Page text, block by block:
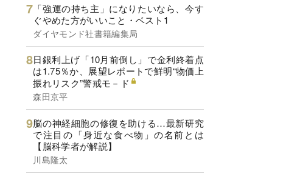
「強運の持ち主」になりたいなら、今す
ぐやめた方がいいこと・ベスト1
ダイヤモンド社書籍編集局
日銀利上げ「10月前倒し」で金利終着点
は1.75％か、展望レポートで鮮明“物価上
振れリスク”警戒モ－ド
森田京平
脳の神経細胞の修復を助ける…最新研究
で注目の「身近な食べ物」の名前とは
【脳科学者が解説】
川島隆太